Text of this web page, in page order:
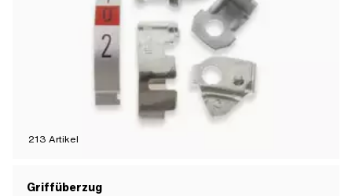
213 Artikel
Griffüberzug